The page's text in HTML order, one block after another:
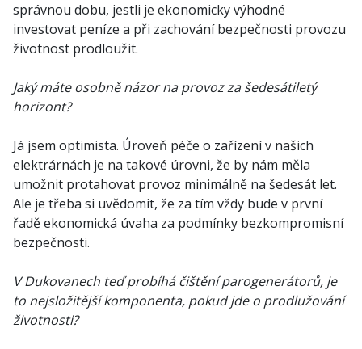
správnou dobu, jestli je ekonomicky výhodné
investovat peníze a při zachování bezpečnosti provozu
životnost prodloužit.
Jaký máte osobně názor na provoz za šedesátiletý
horizont?
Já jsem optimista. Úroveň péče o zařízení v našich
elektrárnách je na takové úrovni, že by nám měla
umožnit protahovat provoz minimálně na šedesát let.
Ale je třeba si uvědomit, že za tím vždy bude v první
řadě ekonomická úvaha za podmínky bezkompromisní
bezpečnosti.
V Dukovanech teď probíhá čištění parogenerátorů, je
to nejsložitější komponenta, pokud jde o prodlužování
životnosti?